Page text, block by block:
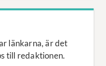
länkarna, är det
till redaktionen.